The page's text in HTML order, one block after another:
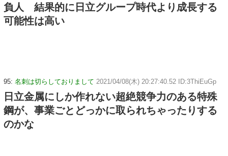
負人 結果的に日立グループ時代より成長する
可能性は高い
95: 名刺は切らしておりまして 2021/04/08(木) 20:27:40.52 ID:3ThiEuGp
日立金属にしか作れない超絶競争力のある特殊
鋼が、事業ごとどっかに取られちゃったりする
のかな